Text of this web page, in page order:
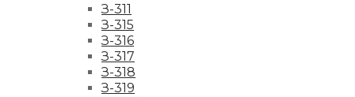
З-311
З-315
З-316
З-317
З-318
З-319